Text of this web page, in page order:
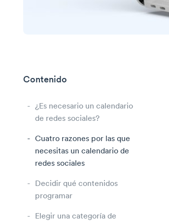
Contenido
¿Es necesario un calendario
de redes sociales?
Cuatro razones por las que
necesitas un calendario de
redes sociales
Decidir qué contenidos
programar
Elegir una categoría de